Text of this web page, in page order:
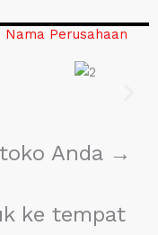
Perusahaan
Anda →
ke tempat